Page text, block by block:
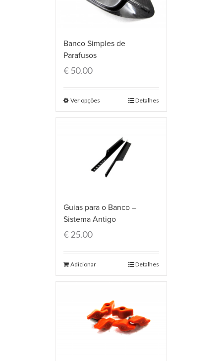
Banco Simples de
Parafusos
€50.00
Ver opções Detalhes
Guias para o Banco –
Sistema Antigo
€25.00
Adicionar Detalhes